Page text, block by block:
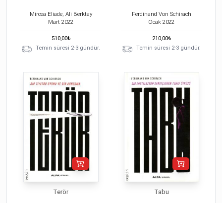
Mircea Eliade, Ali Berktay
Mart 2022
510,00₺
Temin süresi 2-3 gündür.
Ferdinand Von Schirach
Ocak 2022
210,00₺
Temin süresi 2-3 gündür.
Terör Tabu